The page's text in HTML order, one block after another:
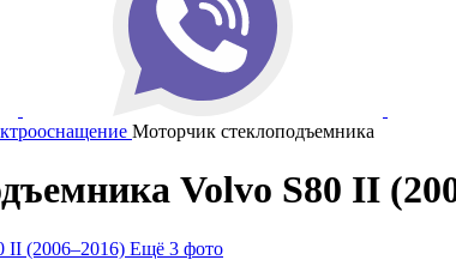
Моторчик стеклоподъемника
Volvo S80 II
Ещё 3 фото